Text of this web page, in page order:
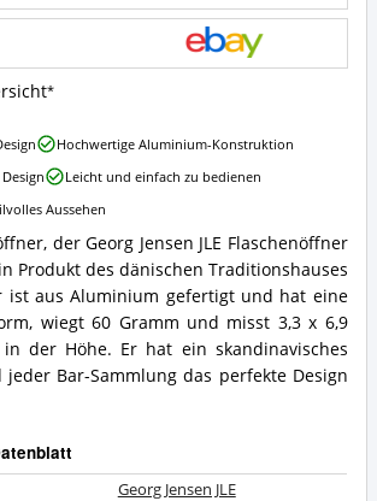
der Georg Jensen JLE Flaschenöffner
Produkt des dänischen Traditionshauses
ist aus Aluminium gefertigt und hat eine
wiegt 60 Gramm und misst 3,3 x 6,9
der Höhe. Er hat ein skandinavisches
Bar-Sammlung das perfekte Design
Georg Jensen JLE
Hochwertige Aluminium-Konstruktion
Leicht und einfach zu bedienen
Aussehen